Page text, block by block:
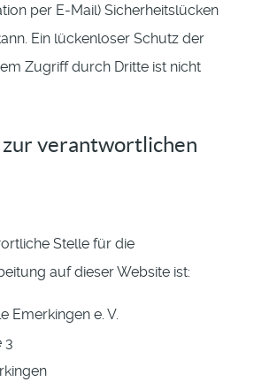
per E-Mail) Sicherheitslücken
Ein lückenloser Schutz der
Zugriff durch Dritte ist nicht
zur verantwortlichen
Stelle für die
auf dieser Website ist:
Emerkingen e. V.
3